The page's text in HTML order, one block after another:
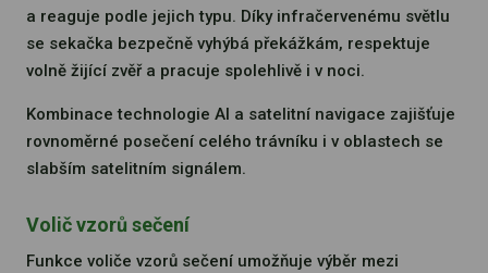
a reaguje podle jejich typu. Díky infračervenému světlu
se sekačka bezpečně vyhýbá překážkám, respektuje
volně žijící zvěř a pracuje spolehlivě i v noci.
Kombinace technologie AI a satelitní navigace zajišťuje
rovnoměrné posečení celého trávníku i v oblastech se
slabším satelitním signálem.
Volič vzorů sečení
Funkce voliče vzorů sečení umožňuje výběr mezi